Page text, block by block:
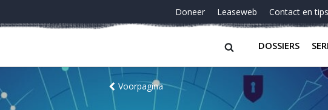
Doneer Leaseweb Contact en tips
DOSSIERS
Voorpagina